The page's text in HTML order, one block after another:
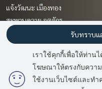
แจ้งวัฒนะ เมืองทอง
สะพานควาย จตุจักร
สำโรง สมุทรปราการ
ปิ่นเกล้า จรัญสนิทวงศ์
นนทบุรี บางใหญ่ บางบัวทอง
เกษตรศาสตร์ รัชโยธิน
เราใช้คุกกี้เพื่อให้ท่าน
โฆษณาให้ตรงกับความ
ใช้งานเว็บไซต์และทำ
รับทราบแ